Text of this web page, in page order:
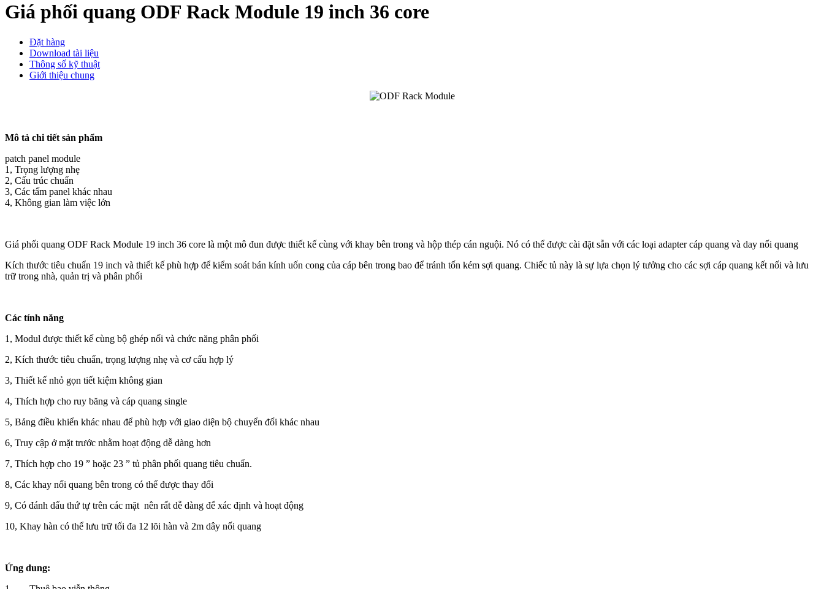
Giá phối quang ODF Rack Module 19 inch 36 core
Đặt hàng
Download tài liệu
Thông số kỹ thuật
Giới thiệu chung
Mô tả chi tiết sản phẩm
patch panel module
1, Trọng lượng nhẹ
2, Cấu trúc chuẩn
3, Các tấm panel khác nhau
4, Không gian làm việc lớn
Giá phối quang ODF Rack Module 19 inch 36 core là một mô đun được thiết kế cùng với khay bên trong và hộp thép cán nguội. Nó có thể được cài đặt sẵn với các loại adapter cáp quang và day nối quang
Kích thước tiêu chuẩn 19 inch và thiết kế phù hợp để kiểm soát bán kính uốn cong của cáp bên trong bao để tránh tốn kém sợi quang. Chiếc tủ này là sự lựa chọn lý tưởng cho các sợi cáp quang kết nối và lưu
trữ trong nhà, quản trị và phân phối
Các tính năng
1, Modul được thiết kế cùng bộ ghép nối và chức năng phân phối
2, Kích thước tiêu chuẩn, trọng lượng nhẹ và cơ cấu hợp lý
3, Thiết kế nhỏ gọn tiết kiệm không gian
4, Thích hợp cho ruy băng và cáp quang single
5, Bảng điều khiển khác nhau để phù hợp với giao diện bộ chuyển đổi khác nhau
6, Truy cập ở mặt trước nhằm hoạt động dễ dàng hơn
7, Thích hợp cho 19 ” hoặc 23 ” tủ phân phối quang tiêu chuẩn.
8, Các khay nối quang bên trong có thể được thay đổi
9, Có đánh dấu thứ tự trên các mặt nên rất dễ dàng để xác định và hoạt động
10, Khay hàn có thể lưu trữ tối đa 12 lõi hàn và 2m dây nối quang
Ứng dung: